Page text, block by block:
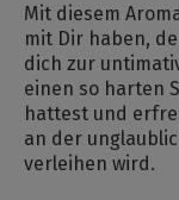
Mit diesem
mit Dir haben,
dich zur
einen so harten
hattest und
an der
verleihen wird.